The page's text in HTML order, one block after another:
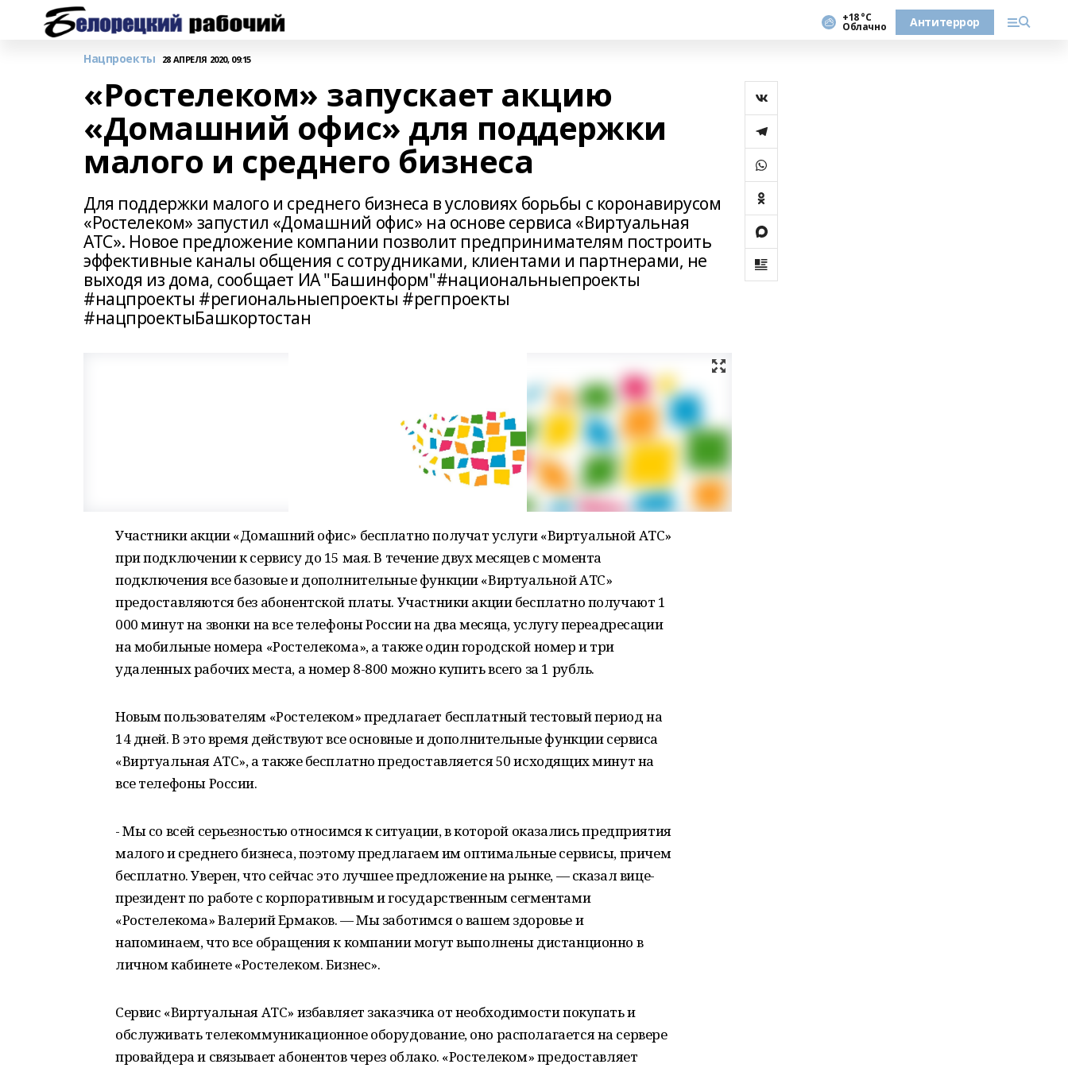
+18 °С
Облачно Антитеррор
Нацпроекты 28 АПРЕЛЯ 2020, 09:15
«Ростелеком» запускает акцию
«Домашний офис» для поддержки
малого и среднего бизнеса
Для поддержки малого и среднего бизнеса в условиях борьбы с коронавирусом
«Ростелеком» запустил «Домашний офис» на основе сервиса «Виртуальная
АТС». Новое предложение компании позволит предпринимателям построить
эффективные каналы общения с сотрудниками, клиентами и партнерами, не
выходя из дома, сообщает ИА "Башинформ"#национальныепроекты
#нацпроекты #региональныепроекты #регпроекты
#нацпроектыБашкортостан
Участники акции «Домашний офис» бесплатно получат услуги «Виртуальной АТС»
при подключении к сервису до 15 мая. В течение двух месяцев с момента
подключения все базовые и дополнительные функции «Виртуальной АТС»
предоставляются без абонентской платы. Участники акции бесплатно получают 1
000 минут на звонки на все телефоны России на два месяца, услугу переадресации
на мобильные номера «Ростелекома», а также один городской номер и три
удаленных рабочих места, а номер 8-800 можно купить всего за 1 рубль.
Новым пользователям «Ростелеком» предлагает бесплатный тестовый период на
14 дней. В это время действуют все основные и дополнительные функции сервиса
«Виртуальная АТС», а также бесплатно предоставляется 50 исходящих минут на
все телефоны России.
- Мы со всей серьезностью относимся к ситуации, в которой оказались предприятия
малого и среднего бизнеса, поэтому предлагаем им оптимальные сервисы, причем
бесплатно. Уверен, что сейчас это лучшее предложение на рынке, — сказал вице-
президент по работе с корпоративным и государственным сегментами
«Ростелекома» Валерий Ермаков. — Мы заботимся о вашем здоровье и
напоминаем, что все обращения к компании могут выполнены дистанционно в
личном кабинете «Ростелеком. Бизнес».
Сервис «Виртуальная АТС» избавляет заказчика от необходимости покупать и
обслуживать телекоммуникационное оборудование, оно располагается на сервере
провайдера и связывает абонентов через облако. «Ростелеком» предоставляет